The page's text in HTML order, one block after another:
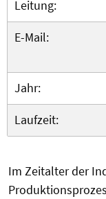
Leitung:
E-Mail:
Jahr:
Laufzeit:
Im Zeitalter der